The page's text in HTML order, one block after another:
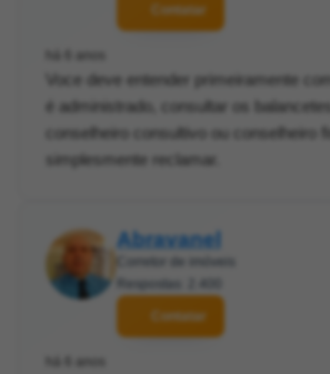
Contatar
há 6 anos
Voce deve entender primeiramente
é administrado, consultar os
conselheiro consultivo ou conselheiro
simplesmente reclamar.
Abravanel
Corretor de imóveis
Respostas: 2.400
Contatar
há 6 anos